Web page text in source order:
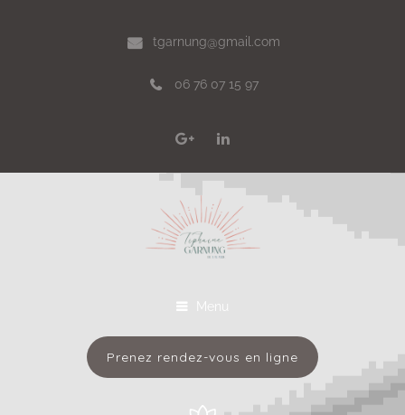
tgarnung@gmail.com
06 76 07 15 97
Menu
Prenez rendez-vous en ligne